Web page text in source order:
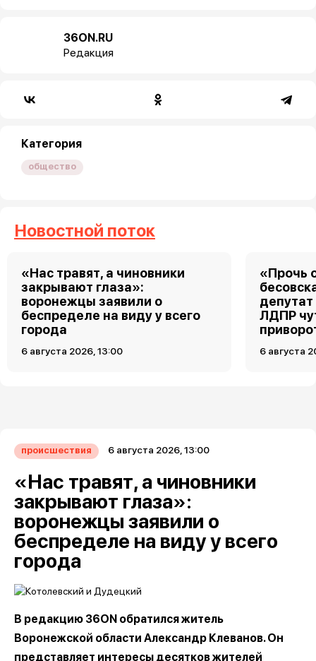
36ON.RU
Редакция
Категория
общество
Новостной поток
«Нас травят, а чиновники
закрывают глаза»:
воронежцы заявили о
беспределе на виду у всего
города
6 августа 2026, 13:00
«Прочь
ЛДПР
6 августа
происшествия 6 августа 2026, 13:00
«Нас травят, а чиновники
закрывают глаза»:
воронежцы заявили о
беспределе на виду у всего
города
В редакцию 36ON обратился житель
Воронежской области Александр Клеванов. Он
представляет интересы десятков жителей